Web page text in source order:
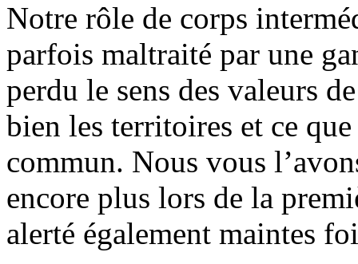
Notre rôle de corps
parfois maltraité par une
perdu le sens des valeurs
bien les territoires et ce
commun. Nous vous
encore plus lors de la
alerté également maintes